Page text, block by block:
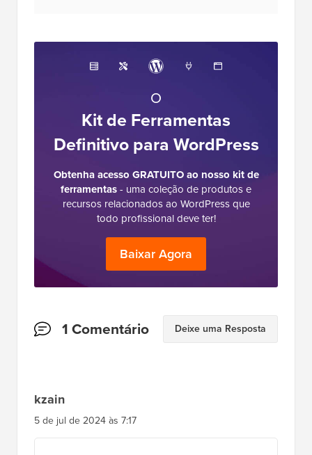
O
Kit de Ferramentas
Definitivo para WordPress
Obtenha acesso GRATUITO ao nosso kit de
ferramentas- uma coleção de produtos e
recursos relacionados ao WordPress que
todo profissional deve ter!
Baixar Agora
Interações
1 Comentário Deixe uma Resposta
kzain
5 de jul de 2024 às 7:17